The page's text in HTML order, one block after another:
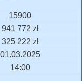
15900
941 772 zł
325 222 zł
01.03.2025
14:00